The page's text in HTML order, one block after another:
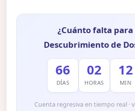
¿Cuánto falta para
Descubrimiento de
66
DÍAS
02
HORAS
12
MIN
Cuenta regresiva en tiempo real ·